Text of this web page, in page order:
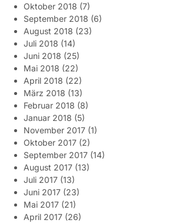
Oktober 2018 (7)
September 2018 (6)
August 2018 (23)
Juli 2018 (14)
Juni 2018 (25)
Mai 2018 (22)
April 2018 (22)
März 2018 (13)
Februar 2018 (8)
Januar 2018 (5)
November 2017 (1)
Oktober 2017 (2)
September 2017 (14)
August 2017 (13)
Juli 2017 (13)
Juni 2017 (23)
Mai 2017 (21)
April 2017 (26)